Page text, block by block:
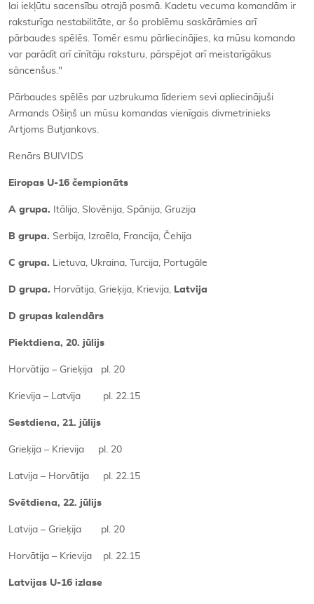
lai iekļūtu sacensību otrajā posmā. Kadetu vecuma komandām ir
raksturīga nestabilitāte, ar šo problēmu saskārāmies arī
pārbaudes spēlēs. Tomēr esmu pārliecinājies, ka mūsu komanda
var parādīt arī cīnītāju raksturu, pārspējot arī meistarīgākus
sāncenšus."
Pārbaudes spēlēs par uzbrukuma līderiem sevi apliecinājuši
Armands Ošiņš un mūsu komandas vienīgais divmetrinieks
Artjoms Butjankovs.
Renārs BUIVIDS
Eiropas U-16 čempionāts
A grupa. Itālija, Slovēnija, Spānija, Gruzija
B grupa. Serbija, Izraēla, Francija, Čehija
C grupa. Lietuva, Ukraina, Turcija, Portugāle
D grupa. Horvātija, Grieķija, Krievija, Latvija
D grupas kalendārs
Piektdiena, 20. jūlijs
Horvātija – Grieķija pl. 20
Krievija – Latvija pl. 22.15
Sestdiena, 21. jūlijs
Grieķija – Krievija pl. 20
Latvija – Horvātija pl. 22.15
Svētdiena, 22. jūlijs
Latvija – Grieķija pl. 20
Horvātija – Krievija pl. 22.15
Latvijas U-16 izlase